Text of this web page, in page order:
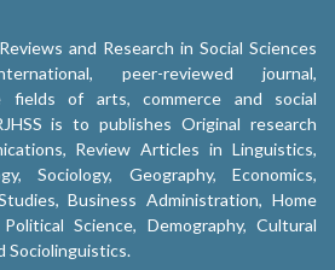
and Research in Social Sciences
peer-reviewed journal,
fields of arts, commerce and social
is to publishes Original research
Review Articles in Linguistics,
Sociology, Geography, Economics,
Business Administration, Home
Science, Demography, Cultural
Sociolinguistics.